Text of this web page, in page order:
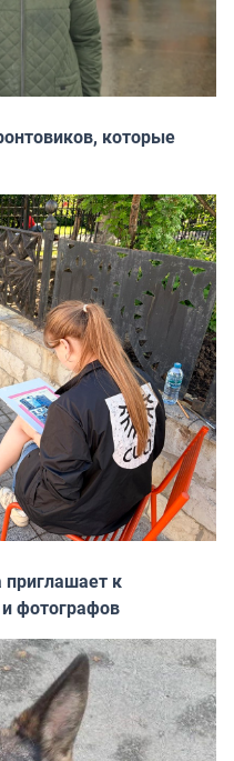
которые
к
фотографов